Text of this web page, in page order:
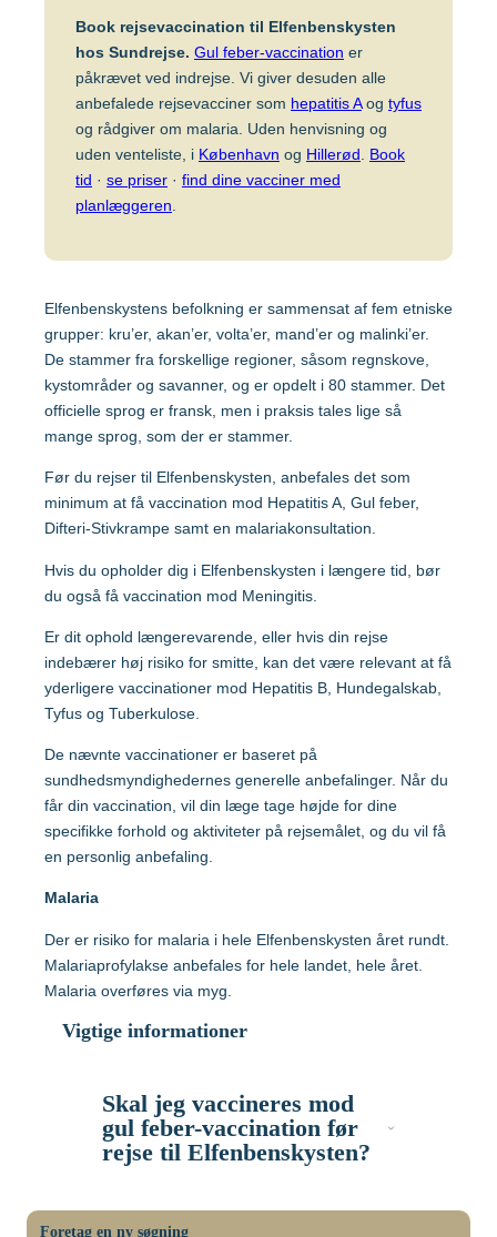
HPV
Hundegalskab –
Rabies
Influenza
Japansk
hjernebetændelse
Skoldkopper (Chicken
Pox)
Stivkrampe (Difteri-
Stivkrampe)
Tuberkulose (BCG)
Gravide og børn
Vaccination af gravide
Vaccination af børn
Mere viden om
Lommebogen – Din korte rejseguide
Hvilke vacciner er anbefalet?
Søg og find anbefalinger
Søg efter destination
Japan
Kenya
Mozambique
Myanmar
Nepal
Peru
Sri Lanka
Sydafrika
Tanzania
Thailand
Søg efter destination
Søg og find anbefalinger
Søg efter destination
Book rejsevaccination til Elfenbenskysten
hos Sundrejse. Gul feber-vaccination er
påkrævet ved indrejse. Vi giver desuden alle
anbefalede rejsevacciner som hepatitis Aog tyfus
og rådgiver om malaria. Uden henvisning og
uden venteliste, i København og Hillerød
Book
tid · se priser · find dine vacciner med
planlæggeren
Elfenbenskystens befolkning er sammensat af fem etniske
grupper: kru’er, akan’er, volta’er, mand’er og malinki’er.
De stammer fra forskellige regioner, såsom regnskove,
kystområder og savanner, og er opdelt i 80 stammer. Det
officielle sprog er fransk, men i praksis tales lige så
mange sprog, som der er stammer.
Før du rejser til Elfenbenskysten, anbefales det som
minimum at få vaccination mod Hepatitis A, Gul feber,
Difteri-Stivkrampe samt en malariakonsultation.
Hvis du opholder dig i Elfenbenskysten i længere tid, bør
du også få vaccination mod Meningitis.
Er dit ophold længerevarende, eller hvis din rejse
indebærer høj risiko for smitte, kan det være relevant at få
yderligere vaccinationer mod Hepatitis B, Hundegalskab,
Tyfus og Tuberkulose.
De nævnte vaccinationer er baseret på
sundhedsmyndighedernes generelle anbefalinger. Når du
får din vaccination, vil din læge tage højde for dine
specifikke forhold og aktiviteter på rejsemålet, og du vil få
en personlig anbefaling.
Malaria
Der er risiko for malaria i hele Elfenbenskysten året rundt.
Malariaprofylakse anbefales for hele landet, hele året.
Malaria overføres via myg.
Vigtige informationer
Skal jeg vaccineres mod
gul feber-vaccination før
rejse til Elfenbenskysten?
Der erkravom gul feber-vaccination for
Kræver Elfenbenskysten
Foretag en ny søgning